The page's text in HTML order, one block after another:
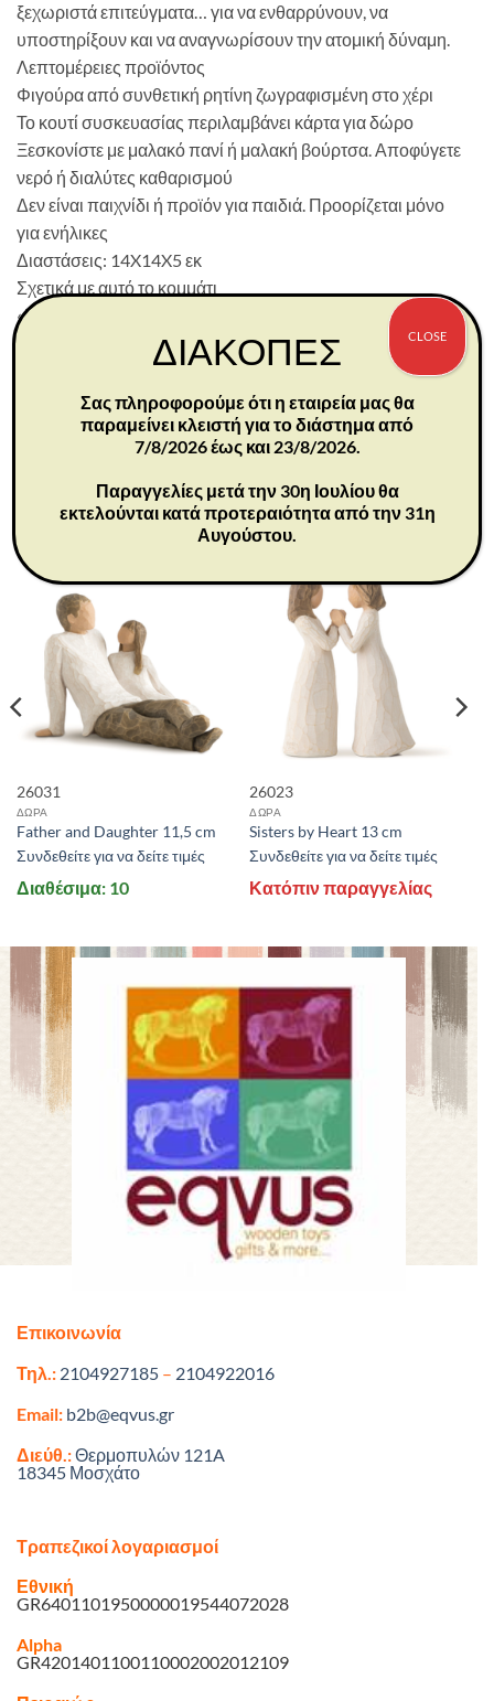
ξεχωριστά επιτεύγματα… για να ενθαρρύνουν, να
υποστηρίξουν και να αναγνωρίσουν την ατομική δύναμη.
Λεπτομέρειες προϊόντος
Φιγούρα από συνθετική ρητίνη ζωγραφισμένη στο χέρι
Το κουτί συσκευασίας περιλαμβάνει κάρτα για δώρο
Ξεσκονίστε με μαλακό πανί ή μαλακή βούρτσα. Αποφύγετε
νερό ή διαλύτες καθαρισμού
Δεν είναι παιχνίδι ή προϊόν για παιδιά. Προορίζεται μόνο
για ενήλικες
Διαστάσεις: 14X14X5 εκ
Σχετικά με αυτό το κομμάτι
«Ελπίζω αυτό το κομμάτι να είναι πολύ ανοιχτό στην
ερμηνεία του θεατή. Για μένα, είναι η καθαρή χαρά που
προέρχεται από τη δημιουργία — σε όλες τις μορφές της.
Μια παράπλευρη σημείωση… Λατρεύω τα μπλε πτηνά». –
Susan Lordi
ΣΧΕΤΙΚΆ ΠΡΟΪΌΝΤΑ
26031
ΔΩΡΑ
Father and Daughter 11,5 cm
Συνδεθείτε για να δείτε τιμές
Διαθέσιμα: 10
26023
ΔΩΡΑ
Sisters by Heart 13 cm
Συνδεθείτε για να δείτε τιμές
Κατόπιν παραγγελίας
Επικοινωνία
Τηλ.: 2104927185 – 2104922016
Email: b2b@eqvus.gr
Διεύθ.:Θερμοπυλών 121A
18345 Μοσχάτο
Τραπεζικοί λογαριασμοί
Εθνική
GR6401101950000019544072028
Alpha
GR4201401100110002002012109
ΔΙΑΚΟΠΕΣ
Σας πληροφορούμε ότι η εταιρεία μας θα
παραμείνει κλειστή για το διάστημα από
7/8/2026 έως και 23/8/2026.
Παραγγελίες μετά την 30η Ιουλίου θα
εκτελούνται κατά προτεραιότητα από την 31η
Αυγούστου.
CLOSE